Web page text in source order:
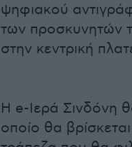
ψηφιακού
των προσκυνητών
στην κεντρική
Η e-Ιερά Σινδόνη
οποίο θα